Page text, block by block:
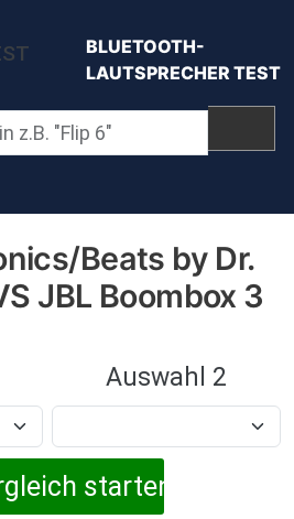
BLUETOOTH-
LAUTSPRECHER TEST
Beats by Dr.
JBL Boombox 3
Auswahl 2